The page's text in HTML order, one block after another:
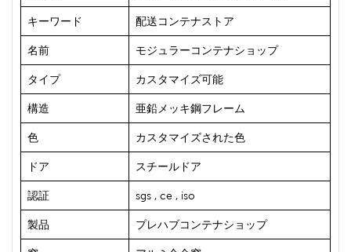
キーワード 配送コンテナストア
名前 モジュラーコンテナショップ
タイプ カスタマイズ可能
構造 亜鉛メッキ鋼フレーム
色 カスタマイズされた色
ドア スチールドア
認証 sgs , ce , iso
製品 プレハブコンテナショップ